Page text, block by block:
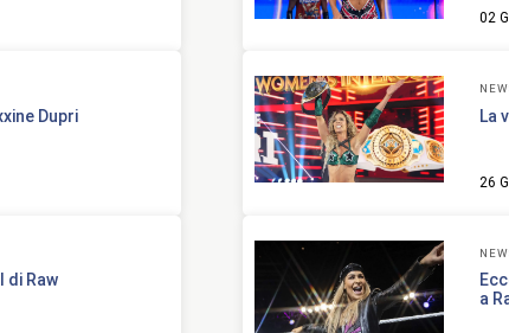
02
Dupri La
26
di Raw
a